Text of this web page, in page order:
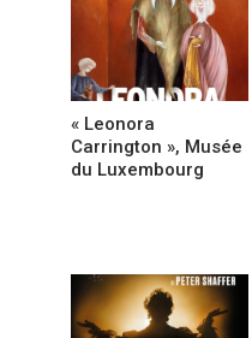
« Leonora
Carrington », Musée
du Luxembourg